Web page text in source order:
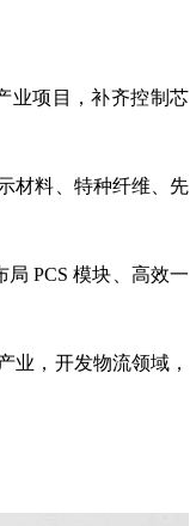
业项目，补齐控制芯
材料、特种纤维、先
PCS 模块、高效一
业，开发物流领域，